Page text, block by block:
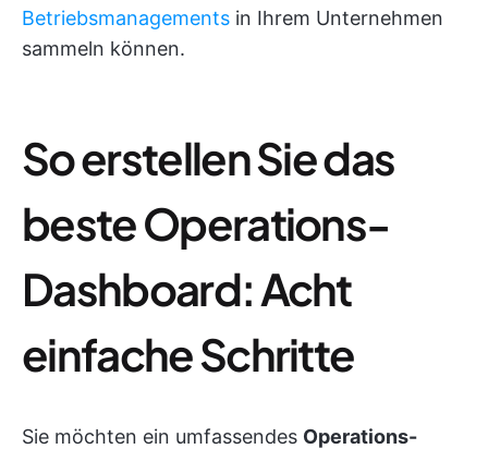
Betriebsmanagements in Ihrem Unternehmen
sammeln können.
So erstellen Sie das
beste Operations-
Dashboard: Acht
einfache Schritte
Sie möchten ein umfassendes Operations-